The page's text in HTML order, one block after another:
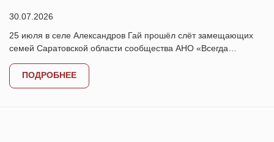
30.07.2026
25 июля в селе Александров Гай прошёл слёт замещающих
семей Саратовской области сообщества АНО «Всегда…
ПОДРОБНЕЕ